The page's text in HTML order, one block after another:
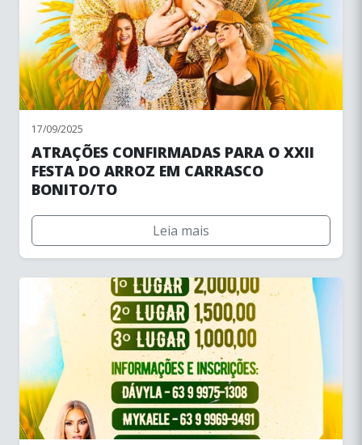
17/09/2025
ATRAÇÕES CONFIRMADAS PARA O XXII
FESTA DO ARROZ EM CARRASCO
BONITO/TO
Leia mais